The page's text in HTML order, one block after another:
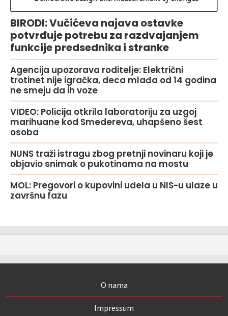
BIRODI: Vučićeva najava ostavke
potvrđuje potrebu za razdvajanjem
funkcije predsednika i stranke
Agencija upozorava roditelje: Električni
trotinet nije igračka, deca mlađa od 14 godina
ne smeju da ih voze
VIDEO: Policija otkrila laboratoriju za uzgoj
marihuane kod Smedereva, uhapšeno šest
osoba
NUNS traži istragu zbog pretnji novinaru koji je
objavio snimak o pukotinama na mostu
MOL: Pregovori o kupovini udela u NIS-u ulaze u
završnu fazu
O nama
Impressum